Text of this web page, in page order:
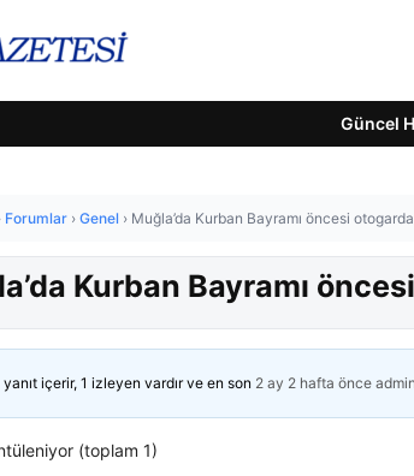
Güncel
Forumlar › Genel › Muğla’da Kurban Bayramı öncesi
Kurban Bayramı
içerir, 1 izleyen vardır ve en son 2 ay 2 hafta önce admin
(toplam 1)